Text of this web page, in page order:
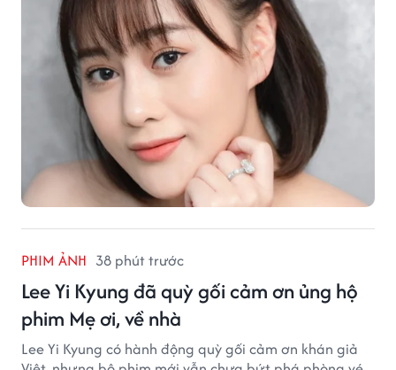
PHIM ẢNH 38 phút trước
Lee Yi Kyung đã quỳ gối cảm ơn ủng hộ
phim Mẹ ơi, về nhà
Lee Yi Kyung có hành động quỳ gối cảm ơn khán giả